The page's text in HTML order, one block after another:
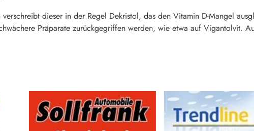
dieser in der Regel Dekristol, das den Vitamin D-Mangel
Präparate zurückgegriffen werden, wie etwa auf Vigantolvit.